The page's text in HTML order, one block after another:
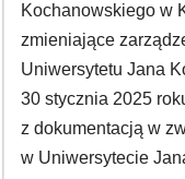
Kochanowskiego w
zmieniające
Uniwersytetu Jana
30 stycznia 2025
z dokumentacją w
w Uniwersytecie